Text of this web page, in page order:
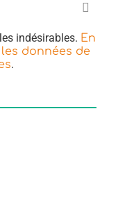
indésirables. En
données de
.